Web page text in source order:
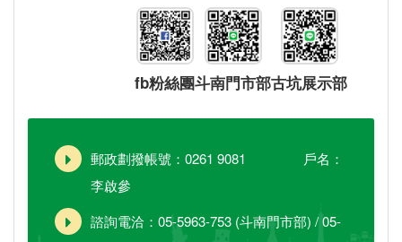
fb粉絲團斗南門市部古坑展示部
郵政劃撥帳號：0261 9081 戶名：
李啟參
諮詢電洽：05-5963-753 (斗南門市部) / 05-